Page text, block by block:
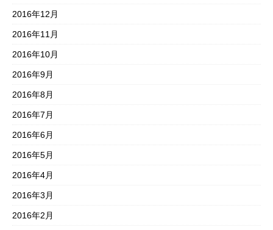
2016年12月
2016年11月
2016年10月
2016年9月
2016年8月
2016年7月
2016年6月
2016年5月
2016年4月
2016年3月
2016年2月